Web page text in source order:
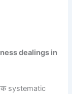
dealings in
systematic